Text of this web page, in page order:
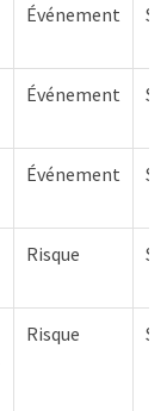
Événement
Événement
Événement
Risque
Risque